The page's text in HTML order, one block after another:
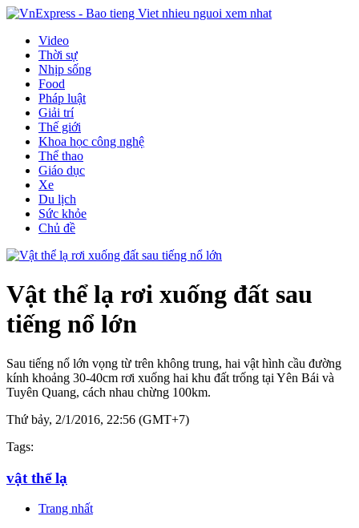
Video
Thời sự
Nhịp sống
Food
Pháp luật
Giải trí
Thế giới
Khoa học công nghệ
Thể thao
Giáo dục
Xe
Du lịch
Sức khỏe
Chủ đề
Vật thể lạ rơi xuống đất sau
tiếng nổ lớn
Sau tiếng nổ lớn vọng từ trên không trung, hai vật hình cầu đường
kính khoảng 30-40cm rơi xuống hai khu đất trống tại Yên Bái và
Tuyên Quang, cách nhau chừng 100km.
Thứ bảy, 2/1/2016, 22:56 (GMT+7)
Tags:
vật thể lạ
Trang nhất